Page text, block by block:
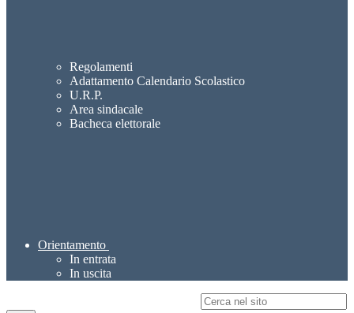
Regolamenti
Adattamento Calendario Scolastico
U.R.P.
Area sindacale
Bacheca elettorale
Orientamento
In entrata
In uscita